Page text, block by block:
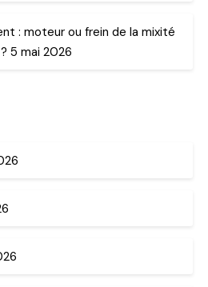
: moteur ou frein de la mixité
5 mai 2026